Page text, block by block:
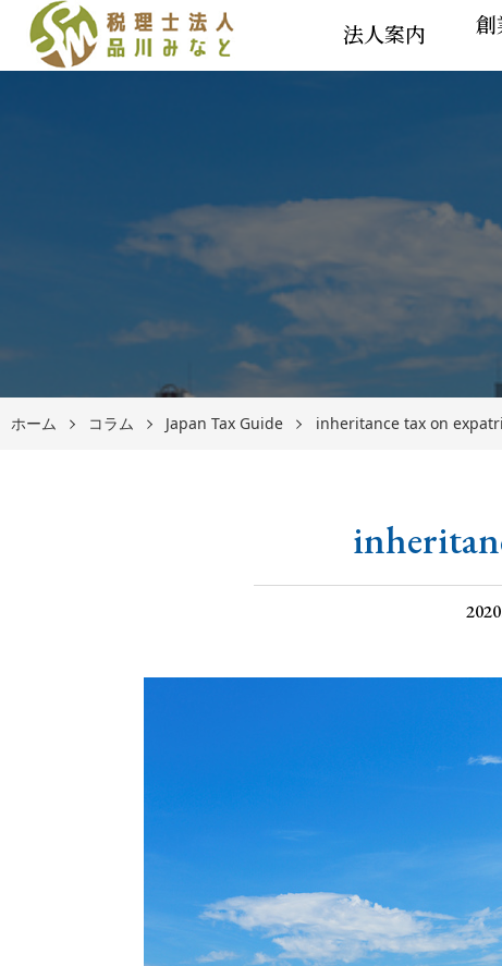
法人案内 創
ホーム コラム Japan Tax Guide inheritance tax on